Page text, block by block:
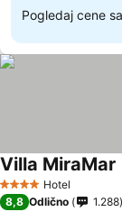
Pogledaj cene sa
4 ZvezdiceHotel
Villa MiraMar
8,8 Odlično 1.288